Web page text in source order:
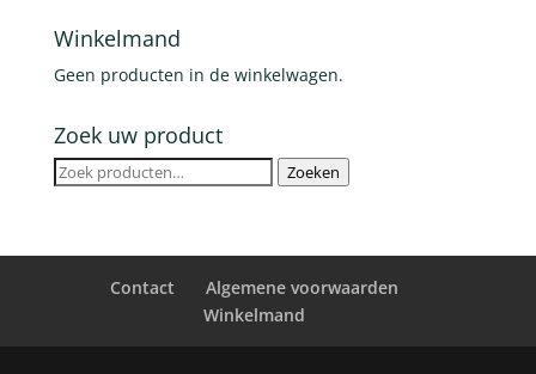
Winkelmand
Geen producten in de winkelwagen.
Zoek uw product
Zoeken
Zoeken
Contact
Algemene voorwaarden
Winkelmand